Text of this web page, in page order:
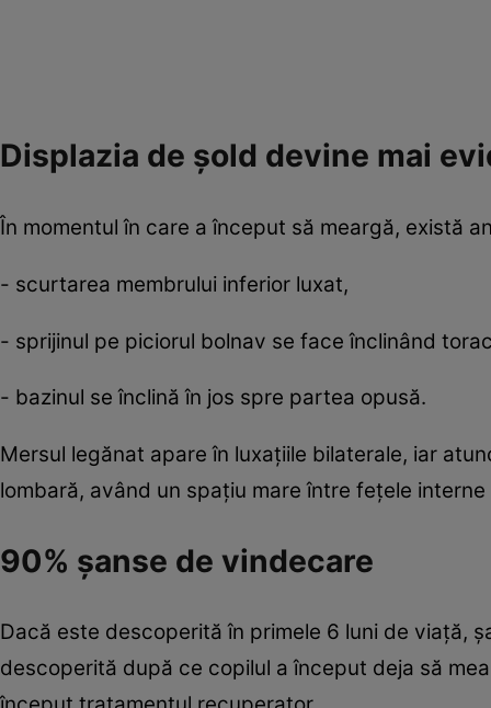
Displazia de şold devine mai
În momentul în care a început să meargă, există
- scurtarea membrului inferior luxat,
- sprijinul pe piciorul bolnav se face înclinând
- bazinul se înclină în jos spre partea opusă.
Mersul legănat apare în luxaţiile bilaterale, iar
lombară, având un spaţiu mare între feţele
90% şanse de vindecare
Dacă este descoperită în primele 6 luni de viaţă,
descoperită după ce copilul a început deja să